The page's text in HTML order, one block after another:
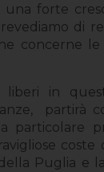
una forte
di
concerne le
in
partirà
particolare
coste
Puglia e